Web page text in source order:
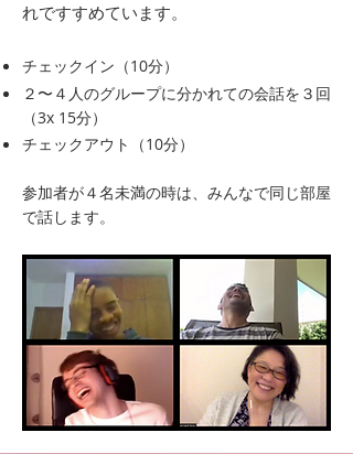
れですすめています。
チェックイン（10分）
２〜４人のグループに分かれての会話を３回
（3x 15分）
チェックアウト（10分）
参加者が４名未満の時は、みんなで同じ部屋
で話します。